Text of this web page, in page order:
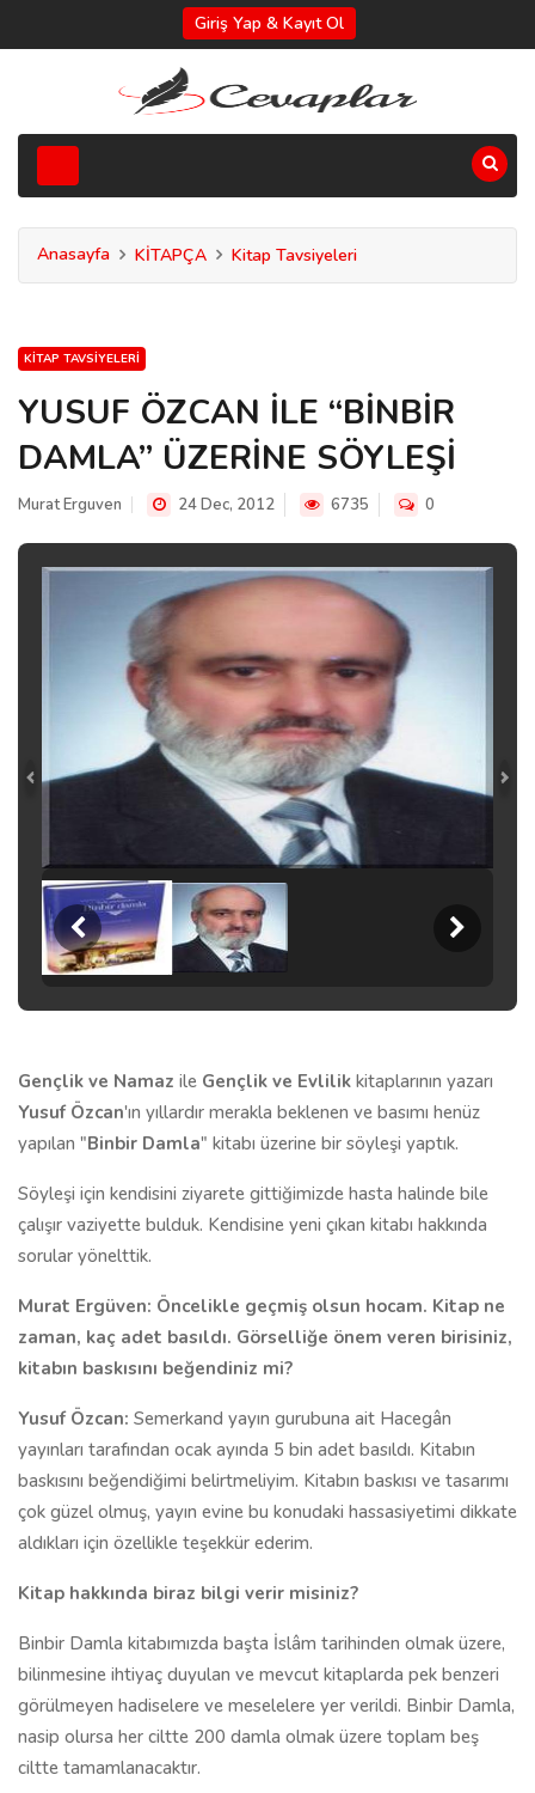
Giriş Yap & Kayıt Ol
Anasayfa KİTAPÇA Kitap Tavsiyeleri
KITAP TAVSIYELERI
YUSUF ÖZCAN İLE “BİNBİR
DAMLA” ÜZERİNE SÖYLEŞİ
Murat Erguven 24 Dec, 2012 6735 0
Gençlik ve Namaz ile Gençlik ve Evlilik kitaplarının yazarı
Yusuf Özcan'ın yıllardır merakla beklenen ve basımı henüz
yapılan "Binbir Damla" kitabı üzerine bir söyleşi yaptık.
Söyleşi için kendisini ziyarete gittiğimizde hasta halinde bile
çalışır vaziyette bulduk. Kendisine yeni çıkan kitabı hakkında
sorular yönelttik.
Murat Ergüven: Öncelikle geçmiş olsun hocam. Kitap ne
zaman, kaç adet basıldı. Görselliğe önem veren birisiniz,
kitabın baskısını beğendiniz mi?
Yusuf Özcan: Semerkand yayın gurubuna ait Hacegân
yayınları tarafından ocak ayında 5 bin adet basıldı. Kitabın
baskısını beğendiğimi belirtmeliyim. Kitabın baskısı ve tasarımı
çok güzel olmuş, yayın evine bu konudaki hassasiyetimi dikkate
aldıkları için özellikle teşekkür ederim.
Kitap hakkında biraz bilgi verir misiniz?
Binbir Damla kitabımızda başta İslâm tarihinden olmak üzere,
bilinmesine ihtiyaç duyulan ve mevcut kitaplarda pek benzeri
görülmeyen hadiselere ve meselelere yer verildi. Binbir Damla,
nasip olursa her ciltte 200 damla olmak üzere toplam beş
ciltte tamamlanacaktır.